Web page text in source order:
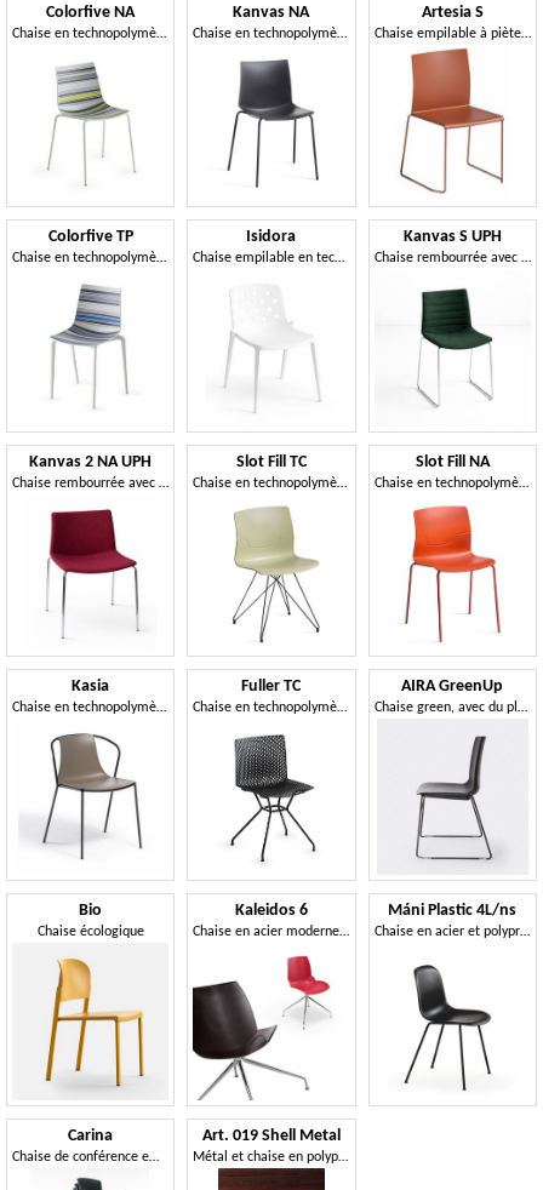
Colorfive NA
Chaise en technopolymère avec structure métallique à 4 pieds
Kanvas NA
Chaise en technopolymère avec structure en métal à quatre pieds
Artesia S
Chaise empilable à piètement luge en technopolymère
Colorfive TP
Chaise en technopolymère avec structure en technopolymère à 4 pieds
Isidora
Chaise empilable en technopolymère
Kanvas S UPH
Chaise rembourrée avec structure luge en fil métallique
Kanvas 2 NA UPH
Chaise rembourrée avec structure en métal à quatre pieds
Slot Fill TC
Chaise en technopolymère avec structure en treillis
Slot Fill NA
Chaise en technopolymère avec structure en métal à quatre pieds
Kasia
Chaise en technopolymère avec structure en métal à quatre pieds
Fuller TC
Chaise en technopolymère avec structure en treillis
AIRA GreenUp
Chaise green, avec du plastique recyclé
Bio
Chaise écologique
Kaleidos 6
Chaise en acier moderne avec notamment finition du corps
Máni Plastic 4L/ns
Chaise en acier et polypropylène, en plusieurs couleurs
Carina
Chaise de conférence empilable
Art. 019 Shell Metal
Métal et chaise en polypropylène, empilable